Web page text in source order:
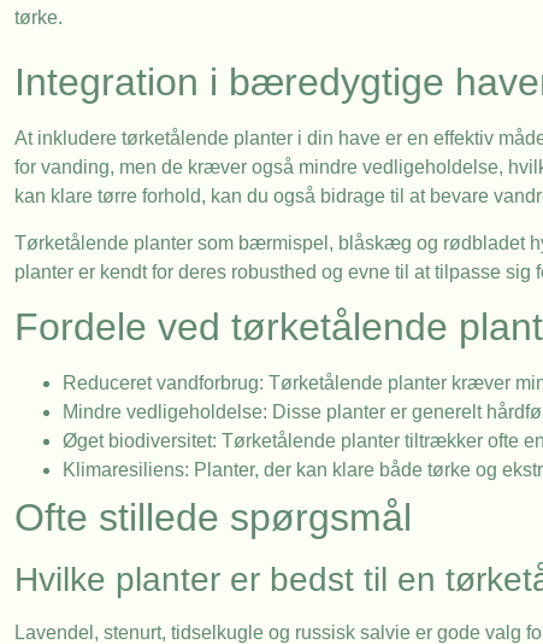
tørke.
Integration i bæredygtige
At inkludere tørketålende planter i din have er en effektiv
for vanding, men de kræver også mindre vedligeholdelse,
kan klare tørre forhold, kan du også bidrage til at bevare
Tørketålende planter som bærmispel, blåskæg og rødbladet
planter er kendt for deres robusthed og evne til at tilpasse
Fordele ved tørketålende
Reduceret vandforbrug: Tørketålende planter kræver
Mindre vedligeholdelse: Disse planter er generelt
Øget biodiversitet: Tørketålende planter tiltrækker ofte
Klimaresiliens: Planter, der kan klare både tørke og
Ofte stillede spørgsmål
Hvilke planter er bedst til en
Lavendel, stenurt, tidselkugle og russisk salvie er gode valg